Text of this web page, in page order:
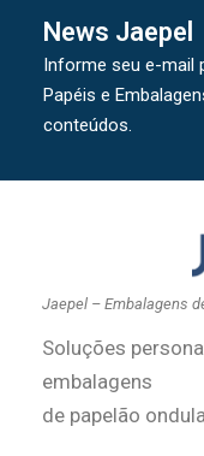
News Jaepel
Informe seu e-mail
Papéis e
conteúdos.
Jaepel – Embalagens
Soluções
embalagens
de papelão